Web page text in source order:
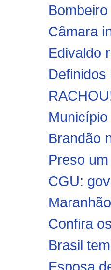
Câmara
Edivaldo
Brandão
Preso
CGU:
Confira
Brasil
Esposa